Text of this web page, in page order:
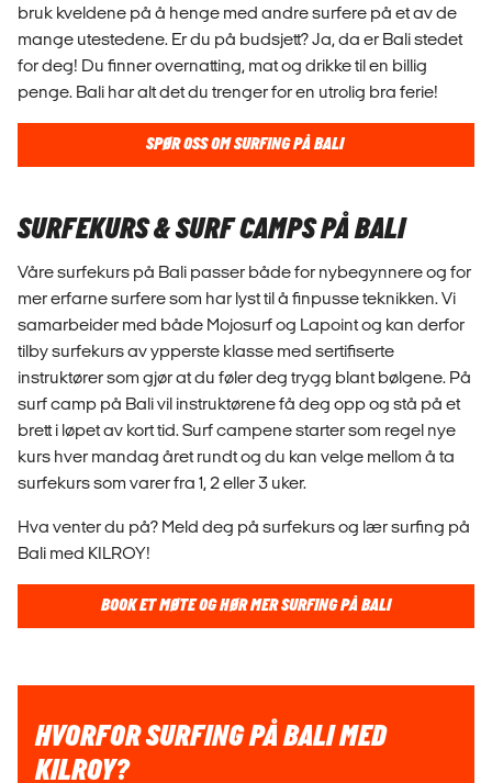
bruk kveldene på å henge med andre surfere på et av de
mange utestedene. Er du på budsjett? Ja, da er Bali stedet
for deg! Du finner overnatting, mat og drikke til en billig
penge. Bali har alt det du trenger for en utrolig bra ferie!
SPØR OSS OM SURFING PÅ BALI
SURFEKURS & SURF CAMPS PÅ BALI
Våre surfekurs på Bali passer både for nybegynnere og for
mer erfarne surfere som har lyst til å finpusse teknikken. Vi
samarbeider med både Mojosurf og Lapoint og kan derfor
tilby surfekurs av ypperste klasse med sertifiserte
instruktører som gjør at du føler deg trygg blant bølgene. På
surf camp på Bali vil instruktørene få deg opp og stå på et
brett i løpet av kort tid. Surf campene starter som regel nye
kurs hver mandag året rundt og du kan velge mellom å ta
surfekurs som varer fra 1, 2 eller 3 uker.
Hva venter du på? Meld deg på surfekurs og lær surfing på
Bali med KILROY!
BOOK ET MØTE OG HØR MER SURFING PÅ BALI
HVORFOR SURFING PÅ BALI MED
KILROY?